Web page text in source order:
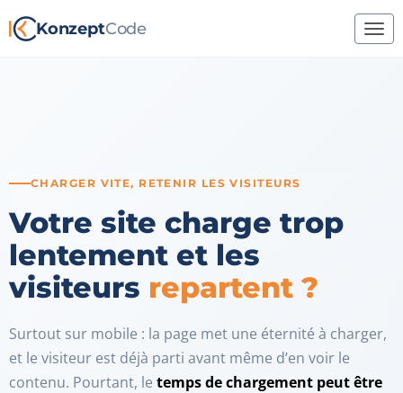
KonzeptCode
CHARGER VITE, RETENIR LES VISITEURS
Votre site charge trop
lentement et les
visiteurs repartent ?
Surtout sur mobile : la page met une éternité à charger,
et le visiteur est déjà parti avant même d’en voir le
contenu. Pourtant, le temps de chargement peut être